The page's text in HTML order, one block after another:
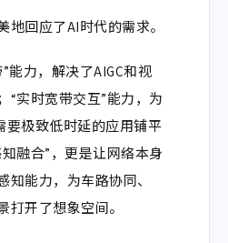
地回应了AI时代的需求。
能力，解决了AIGC和视
“实时宽带交互”能力，为
要极致低时延的应用铺平
融合”，更是让网络本身
知能力，为车路协同、
打开了想象空间。